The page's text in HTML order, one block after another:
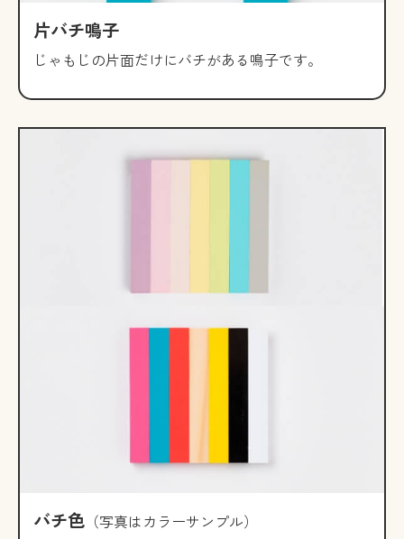
片バチ鳴子
じゃもじの片面だけにバチがある鳴子です。
バチ色 （写真はカラーサンプル）